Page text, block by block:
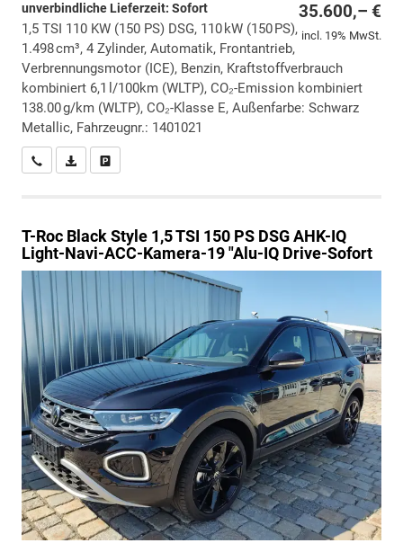
35.600,– €
incl. 19% MwSt.
unverbindliche Lieferzeit: Sofort
1,5 TSI 110 KW (150 PS) DSG, 110 kW (150 PS),
1.498 cm³, 4 Zylinder, Automatik, Frontantrieb,
Verbrennungsmotor (ICE), Benzin, Kraftstoffverbrauch
kombiniert 6,1 l/100km (WLTP), CO₂-Emission kombiniert
138.00 g/km (WLTP), CO₂-Klasse E, Außenfarbe: Schwarz
Metallic, Fahrzeugnr.: 1401021
Wir rufen Sie anPDF-Datei, Fahrzeugexposé drucken
T-Roc Black Style 1,5 TSI 150 PS DSG AHK-IQ
Light-Navi-ACC-Kamera-19 "Alu-IQ Drive-Sofort